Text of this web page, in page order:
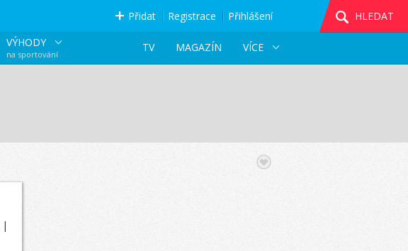
Přidat Registrace Přihlášení
HLEDAT
VÝHODY
na sportování
VÍCE
MAGAZÍN
TV
|